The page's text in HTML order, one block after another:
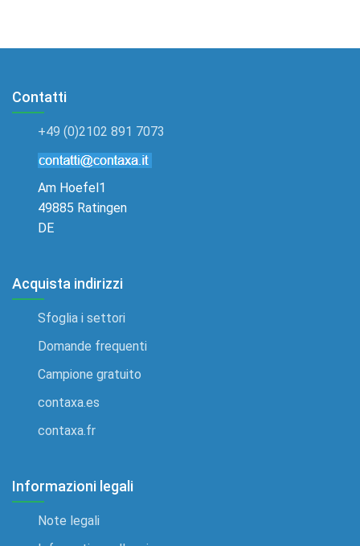
Contatti
+49 (0)2102 891 7073
Am Hoefel1
49885 Ratingen
DE
Acquista indirizzi
Sfoglia i settori
Domande frequenti
Campione gratuito
contaxa.es
contaxa.fr
Informazioni legali
Note legali